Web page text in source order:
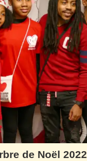
de Noël 2022